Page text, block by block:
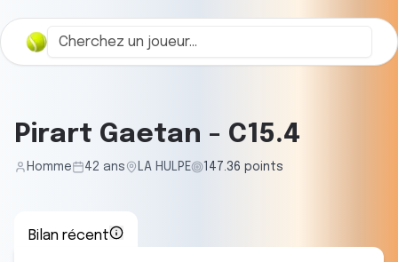
Pirart Gaetan - C15.4
Homme 42 ans LA HULPE 147.36 points
Bilan récent